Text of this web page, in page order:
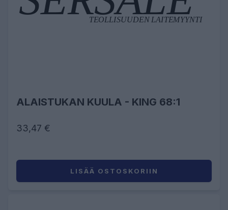
ALAISTUKAN KUULA - KING 68:1
33,47 €
LISÄÄ OSTOSKORIIN